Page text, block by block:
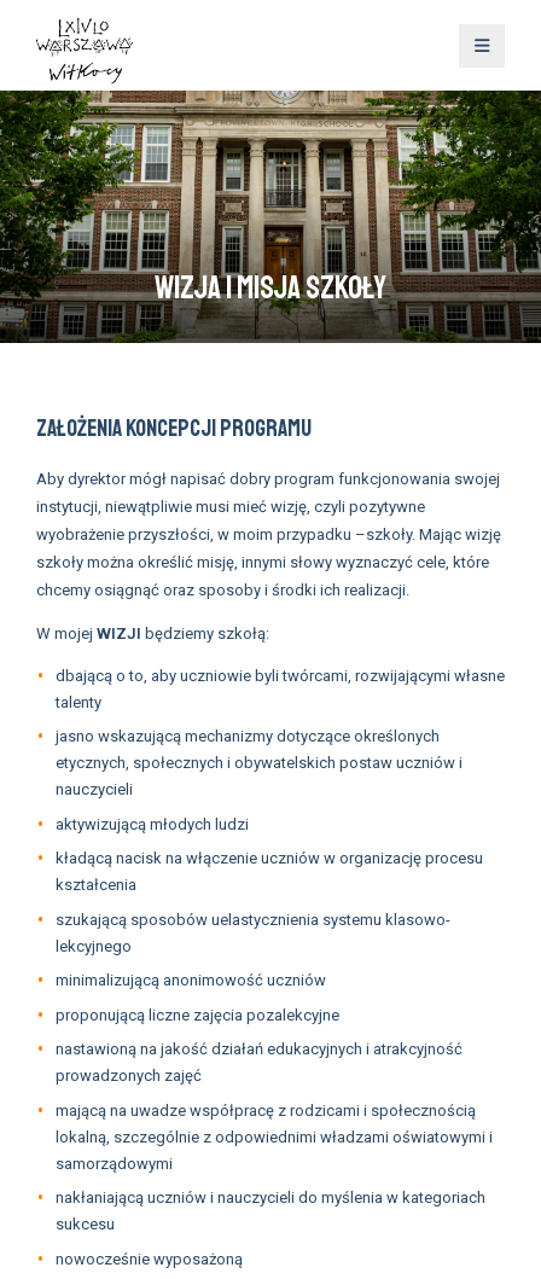
Wizja i misja szkoły
ZAŁOŻENIA KONCEPCJI PROGRAMU
Aby dyrektor mógł napisać dobry program funkcjonowania swojej
instytucji, niewątpliwie musi mieć wizję, czyli pozytywne
wyobrażenie przyszłości, w moim przypadku –szkoły. Mając wizję
szkoły można określić misję, innymi słowy wyznaczyć cele, które
chcemy osiągnąć oraz sposoby i środki ich realizacji.
W mojej WIZJI będziemy szkołą:
dbającą o to, aby uczniowie byli twórcami, rozwijającymi własne
talenty
jasno wskazującą mechanizmy dotyczące określonych
etycznych, społecznych i obywatelskich postaw uczniów i
nauczycieli
aktywizującą młodych ludzi
kładącą nacisk na włączenie uczniów w organizację procesu
kształcenia
szukającą sposobów uelastycznienia systemu klasowo-
lekcyjnego
minimalizującą anonimowość uczniów
proponującą liczne zajęcia pozalekcyjne
nastawioną na jakość działań edukacyjnych i atrakcyjność
prowadzonych zajęć
mającą na uwadze współpracę z rodzicami i społecznością
lokalną, szczególnie z odpowiednimi władzami oświatowymi i
samorządowymi
nakłaniającą uczniów i nauczycieli do myślenia w kategoriach
sukcesu
nowocześnie wyposażoną